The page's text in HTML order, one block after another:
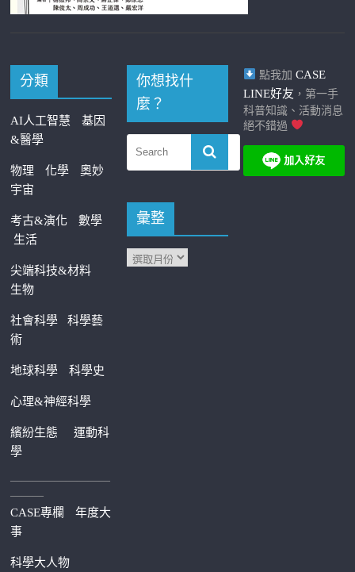
分類
AI人工智慧
基因
&醫學
物理 化學
奧妙
宇宙
考古&演化
數學
生活
尖端科技&材料
生物
社會科學科學藝
術
地球科學 科學史
心理&神經科學
繽紛生態運動科
學
—————————
———
CASE專欄
年度大
事
科學大人物
你想找什
麼？
彙整
點我加 CASE
LINE好友 ，第一手
科普知識、活動消息
絕不錯過